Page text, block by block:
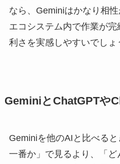
なら、Geminiはかなり相
エコシステム内で作業が
利さを実感しやすいでしょ
GeminiとChatGPTや
Geminiを他のAIと比べる
一番か」で見るより、「